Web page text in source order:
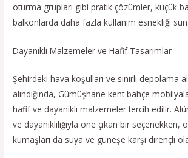
oturma grupları gibi pratik çözümler, küçük
balkonlarda daha fazla kullanım esnekliği
Dayanıklı Malzemeler ve Hafif Tasarımlar
Şehirdeki hava koşulları ve sınırlı depolama
alındığında, Gümüşhane kent bahçe
hafif ve dayanıklı malzemeler tercih edilir.
ve dayanıklılığıyla öne çıkan bir seçenekken,
kumaşları da suya ve güneşe karşı dirençli